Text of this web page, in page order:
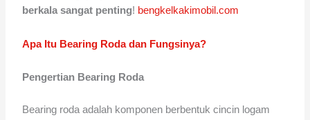
berkala sangat penting! bengkelkakimobil.com
Apa Itu Bearing Roda dan Fungsinya?
Pengertian Bearing Roda
Bearing roda adalah komponen berbentuk cincin logam